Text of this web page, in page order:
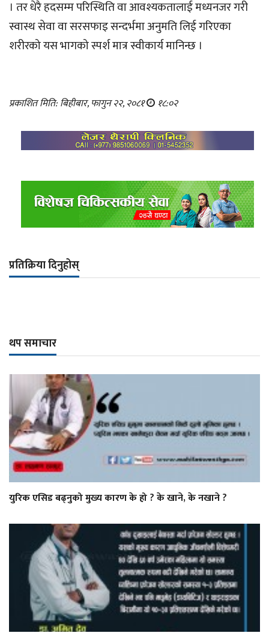
। तर धेरै हदसम्म परिस्थिति वा आवश्यकतालाई मध्यनजर गरी
स्वास्थ सेवा वा सरसफाइ सन्दर्भमा अनुमति लिई गरिएका
शरीरको यस भागको स्पर्श मात्र स्वीकार्य मानिन्छ ।
प्रकाशित मिति: बिहीबार, फागुन २२, २०८१ १८:०२
प्रतिक्रिया दिनुहोस्
थप समाचार
युरिक एसिड बढ्नुको मुख्य कारण के हो ? के खाने, के नखाने ?